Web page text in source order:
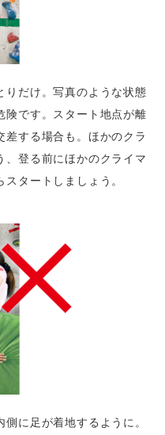
りだけ。写真のような状態
険です。スタート地点が離
する場合も。ほかのクラ
、登る前にほかのクライマ
タートしましょう。
に足が着地するように。